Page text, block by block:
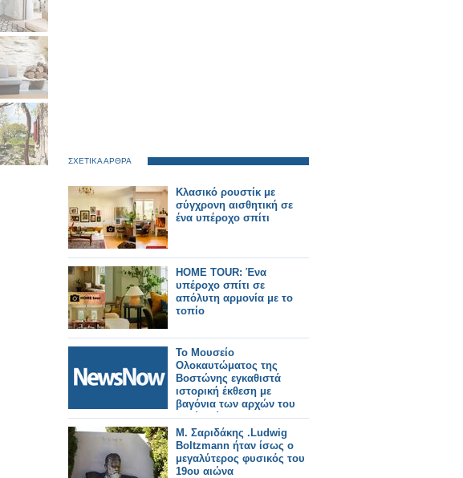
ΣΧΕΤΙΚΑ ΑΡΘΡΑ
Κλασικό ρουστίκ με
σύγχρονη αισθητική σε
ένα υπέροχο σπίτι
HOME TOUR: Ένα
υπέροχο σπίτι σε
απόλυτη αρμονία με το
τοπίο
Το Μουσείο
Ολοκαυτώματος της
Βοστώνης εγκαθιστά
ιστορική έκθεση με
βαγόνια των αρχών του
20ού αιώνα
Μ. Σαριδάκης .Ludwig
Boltzmann ήταν ίσως ο
μεγαλύτερος φυσικός του
19ου αιώνα